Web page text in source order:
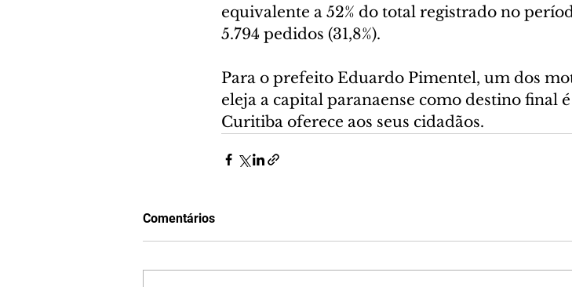
equivalente a 52% do total registrado no
5.794 pedidos (31,8%).
Para o prefeito Eduardo Pimentel, um dos
eleja a capital paranaense como destino final
Curitiba oferece aos seus cidadãos.
Comentários